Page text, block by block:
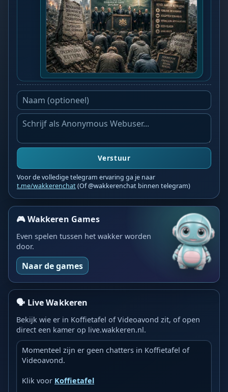
Verstuur
Voor de volledige telegram ervaring ga je naar
t.me/wakkerenchat(Of @wakkerenchat binnen telegram)
🎮 Wakkeren Games
Even spelen tussen het wakker worden
door.
Naar de games
🗣️ Live Wakkeren
Bekijk wie er in Koffietafel of Videoavond zit, of open
direct een kamer op live.wakkeren.nl.
Momenteel zijn er geen chatters in Koffietafel of
Videoavond.
Klik voor Koffietafel